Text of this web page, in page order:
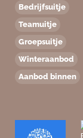
Bedrijfsuitje
Teamuitje
Groepsuitje
Winteraanbod
Aanbod binnen